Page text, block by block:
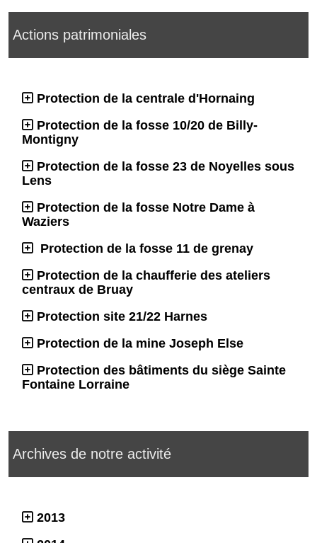
Actions patrimoniales
Protection de la centrale d'Hornaing
Protection de la fosse 10/20 de Billy-
Montigny
Protection de la fosse 23 de Noyelles sous
Lens
Protection de la fosse Notre Dame à
Waziers
Protection de la fosse 11 de grenay
Protection de la chaufferie des ateliers
centraux de Bruay
Protection site 21/22 Harnes
Protection de la mine Joseph Else
Protection des bâtiments du siège Sainte
Fontaine Lorraine
Archives de notre activité
2013